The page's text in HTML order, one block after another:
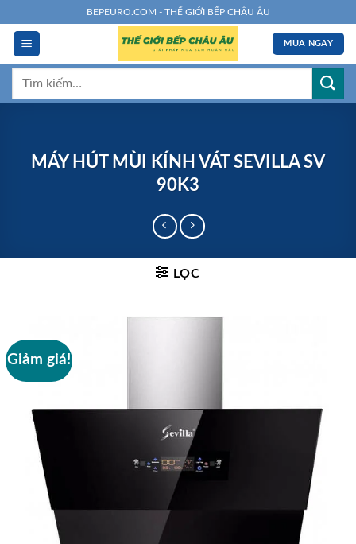
đến
dung
BEPEURO.COM - THẾ GIỚI BẾP CHÂU ÂU
MUA NGAY
Tìm
MÁY HÚT MÙI KÍNH VÁT SEVILLA SV
90K3
LỌC
Giảm giá!